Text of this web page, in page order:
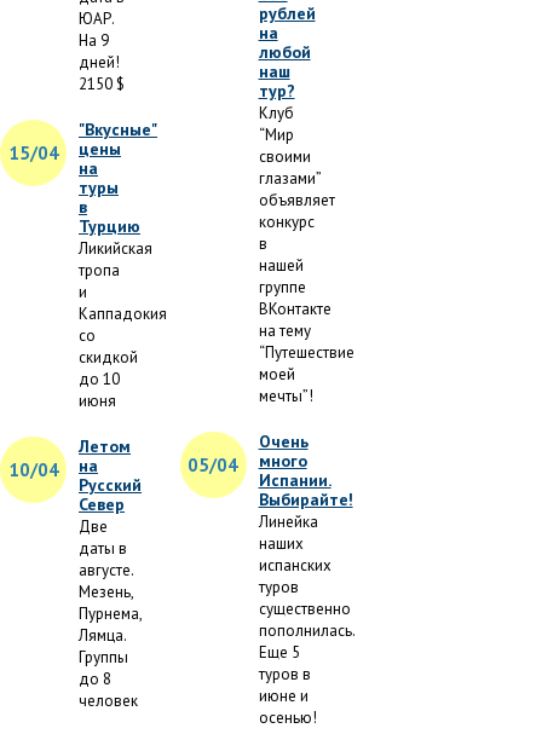
ЮАР.
На 9
дней!
2150 $
15/04
"Вкусные"
цены
на
туры
в
Турцию
Ликийская
тропа
и
Каппадокия
со
скидкой
до 10
июня
10/04
Летом
на
Русский
Север
Две
даты в
августе.
Мезень,
Пурнема,
Лямца.
Группы
до 8
человек
рублей
на
любой
наш
тур?
Клуб
“Мир
своими
глазами”
объявляет
конкурс
в
нашей
группе
ВКонтакте
на тему
“Путешествие
моей
мечты”!
05/04
Очень
много
Испании.
Выбирайте!
Линейка
наших
испанских
туров
существенно
пополнилась.
Еще 5
туров в
июне и
осенью!